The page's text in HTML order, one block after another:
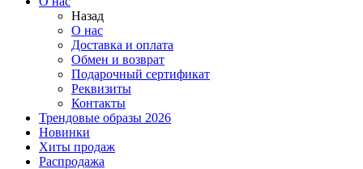
Назад
О нас
Доставка и оплата
Обмен и возврат
Подарочный сертификат
Реквизиты
Контакты
Трендовые образы 2026
Новинки
Хиты продаж
Распродажа